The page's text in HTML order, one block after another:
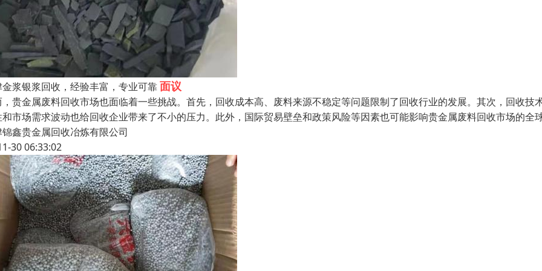
浆银浆回收，经验丰富，专业可靠面议
贵金属废料回收市场也面临着一些挑战。首先，回收成本高、废料来源不稳定等问题限制了回收行业的发展。其次，回收技
市场需求波动也给回收企业带来了不小的压力。此外，国际贸易壁垒和政策风险等因素也可能影响贵金属废料回收市场的全
鑫贵金属回收冶炼有限公司
30 06:33:02